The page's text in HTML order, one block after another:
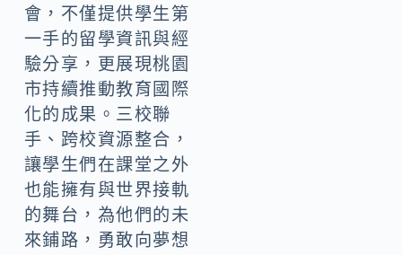
會，不僅提供學生第
一手的留學資訊與經
驗分享，更展現桃園
市持續推動教育國際
化的成果。三校聯
手、跨校資源整合，
讓學生們在課堂之外
也能擁有與世界接軌
的舞台，為他們的未
來鋪路，勇敢向夢想